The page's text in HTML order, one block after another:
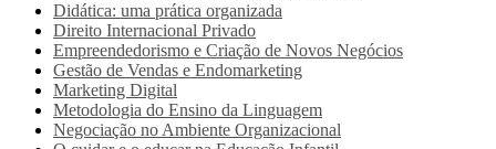
Didática: uma prática organizada
Direito Internacional Privado
Empreendedorismo e Criação de Novos Negócios
Gestão de Vendas e Endomarketing
Marketing Digital
Metodologia do Ensino da Linguagem
Negociação no Ambiente Organizacional